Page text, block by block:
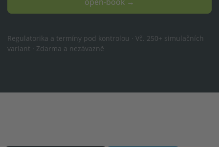
Regulatorika a termíny pod kontrolou · Vč. 250+ simulačních
variant · Zdarma a nezávazně